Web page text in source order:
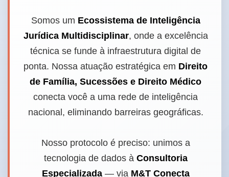
Somos um Ecossistema de Inteligência
Jurídica Multidisciplinar, onde a excelência
técnica se funde à infraestrutura digital de
ponta. Nossa atuação estratégica em Direito
de Família, Sucessões e Direito Médico
conecta você a uma rede de inteligência
nacional, eliminando barreiras geográficas.
Nosso protocolo é preciso: unimos a
tecnologia de dados à Consultoria
Especializada— via M&T Conecta